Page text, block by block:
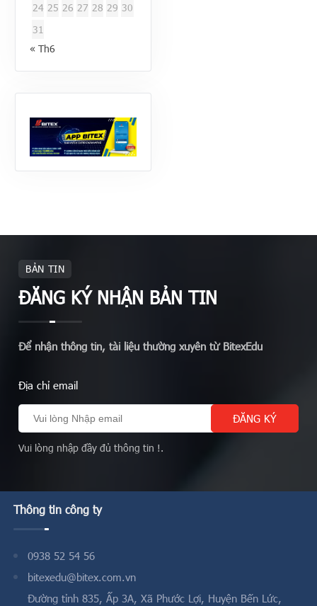
24 25 26 27 28 29 30
31
« Th6
BẢN TIN
ĐĂNG KÝ NHẬN BẢN TIN
Để nhận thông tin, tài liệu thường xuyên từ BitexEdu
Địa chỉ email
Vui lòng nhập đầy đủ thông tin !.
Thông tin công ty
0938 52 54 56
bitexedu@bitex.com.vn
Đường tỉnh 835, Ấp 3A, Xã Phước Lợi, Huyện Bến Lức,